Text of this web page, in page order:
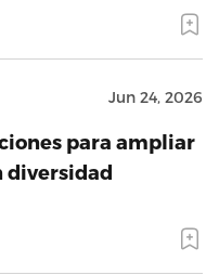
Jun 24, 2026
para ampliar
diversidad